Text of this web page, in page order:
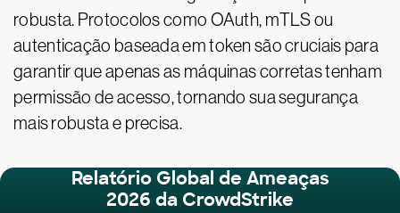
robusta. Protocolos como OAuth, mTLS ou
autenticação baseada em token são cruciais para
garantir que apenas as máquinas corretas tenham
permissão de acesso, tornando sua segurança
mais robusta e precisa.
Relatório Global de Ameaças
2026 da CrowdStrike